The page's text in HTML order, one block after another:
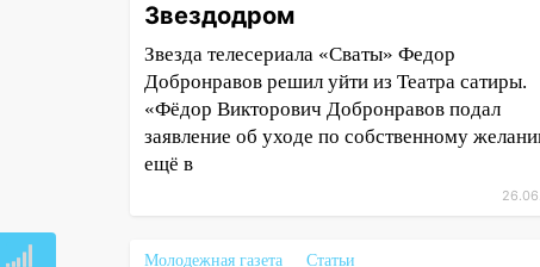
Звездодром
Звезда телесериала «Сваты» Федор
Добронравов решил уйти из Театра сатиры.
«Фёдор Викторович Добронравов подал
заявление об уходе по собственному
ещё в
Молодежная газета
Статьи